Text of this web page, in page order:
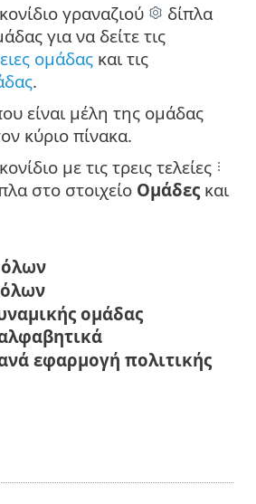
γραναζιού
δίπλα
για να δείτε τις
ομάδας και τις
.
είναι μέλη της ομάδας
κύριο πίνακα.
με τις τρεις τελείες
στο στοιχείο Ομάδες και
ομάδας
εφαρμογή πολιτικής